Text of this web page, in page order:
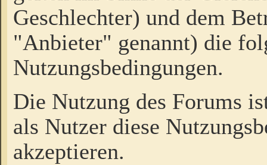
Geschlechter) und dem
"Anbieter" genannt) die
Nutzungsbedingungen.
Die Nutzung des Forums
als Nutzer diese
akzeptieren.